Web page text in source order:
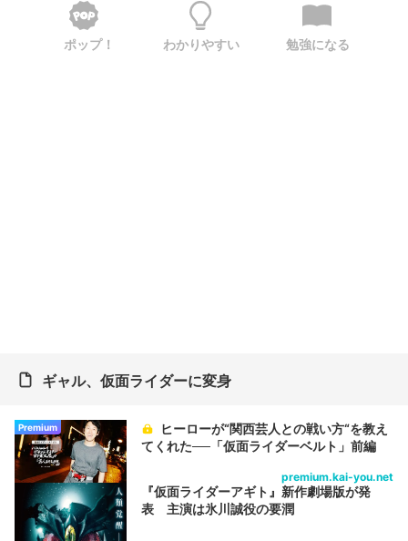
ポップ！ わかりやすい 勉強になる
ギャル、仮面ライダーに変身
Premium
ヒーローが“関西芸人との戦い方“を教え
てくれた──「仮面ライダーベルト」前編
premium.kai-you.net
『仮面ライダーアギト』新作劇場版が発
表 主演は氷川誠役の要潤